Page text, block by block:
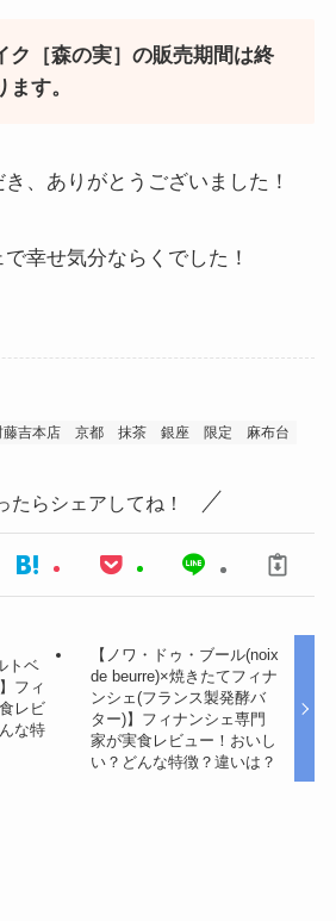
ク［森の実］の販売期間は終
す。
、ありがとうございました！
幸せ気分ならくでした！
藤吉本店 京都 抹茶 銀座 限定 麻布台
たらシェアしてね！
トベ
フィ
レビ
な特
【ノワ・ドゥ・ブール(noix
de beurre)×焼きたてフィナ
ンシェ(フランス製発酵バ
ター)】フィナンシェ専門
家が実食レビュー！おいし
い？どんな特徴？違いは？